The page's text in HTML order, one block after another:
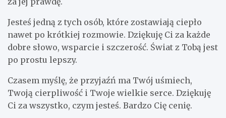
Jesteś jedną z tych osób, które zostawiają ciepło
nawet po krótkiej rozmowie. Dziękuję Ci za każde
dobre słowo, wsparcie i szczerość. Świat z Tobą jest
po prostu lepszy.
Czasem myślę, że przyjaźń ma Twój uśmiech,
Twoją cierpliwość i Twoje wielkie serce. Dziękuję
Ci za wszystko, czym jesteś. Bardzo Cię cenię.